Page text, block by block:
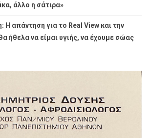
άλλο η σάτιρα»
απάντηση για το Real View και την
ήθελα να είμαι υγιής, να έχουμε σώας